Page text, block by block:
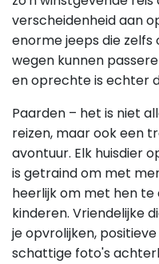
verscheidenheid aan
enorme jeeps die
wegen kunnen
en oprechte is echter
Paarden – het is niet
reizen, maar ook een
avontuur. Elk huisdier
is getraind om met
heerlijk om met hen
kinderen. Vriendelijke
je opvrolijken,
schattige foto's